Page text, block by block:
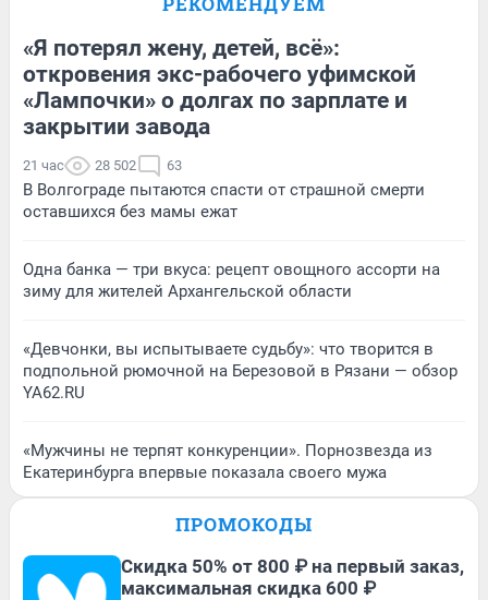
«Я потерял жену, детей, всё»:
откровения экс-рабочего уфимской
«Лампочки» о долгах по зарплате и
закрытии завода
21 час 28 502 63
В Волгограде пытаются спасти от страшной смерти
оставшихся без мамы ежат
Одна банка — три вкуса: рецепт овощного ассорти на
зиму для жителей Архангельской области
«Девчонки, вы испытываете судьбу»: что творится в
подпольной рюмочной на Березовой в Рязани — обзор
YA62.RU
«Мужчины не терпят конкуренции». Порнозвезда из
Екатеринбурга впервые показала своего мужа
ПРОМОКОДЫ
Скидка 50% от 800 ₽ на первый заказ,
максимальная скидка 600 ₽